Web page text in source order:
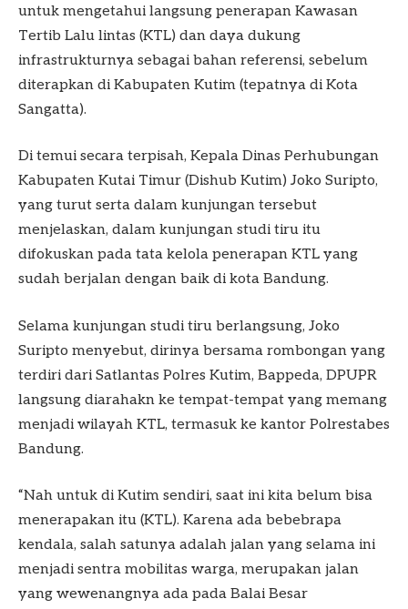
untuk mengetahui langsung penerapan Kawasan
Tertib Lalu lintas (KTL) dan daya dukung
infrastrukturnya sebagai bahan referensi, sebelum
diterapkan di Kabupaten Kutim (tepatnya di Kota
Sangatta).
Di temui secara terpisah, Kepala Dinas Perhubungan
Kabupaten Kutai Timur (Dishub Kutim) Joko Suripto,
yang turut serta dalam kunjungan tersebut
menjelaskan, dalam kunjungan studi tiru itu
difokuskan pada tata kelola penerapan KTL yang
sudah berjalan dengan baik di kota Bandung.
Selama kunjungan studi tiru berlangsung, Joko
Suripto menyebut, dirinya bersama rombongan yang
terdiri dari Satlantas Polres Kutim, Bappeda, DPUPR
langsung diarahakn ke tempat-tempat yang memang
menjadi wilayah KTL, termasuk ke kantor Polrestabes
Bandung.
“Nah untuk di Kutim sendiri, saat ini kita belum bisa
menerapakan itu (KTL). Karena ada bebebrapa
kendala, salah satunya adalah jalan yang selama ini
menjadi sentra mobilitas warga, merupakan jalan
yang wewenangnya ada pada Balai Besar